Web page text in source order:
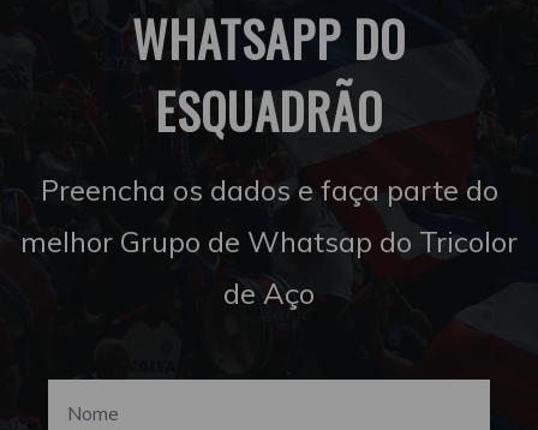
WHATSAPP DO
ESQUADRÃO
Preencha os dados e faça parte do
melhor Grupo de Whatsap do Tricolor
de Aço